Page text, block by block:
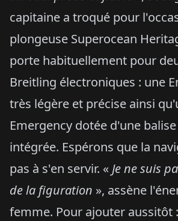
capitaine a troqué pour
plongeuse Superocean
porte habituellement pour
Breitling électroniques : une
très légère et précise ainsi
Emergency dotée d'une
intégrée. Espérons que la
pas à s'en servir. « Je ne suis
de la figuration », assène
femme. Pour ajouter aussitôt